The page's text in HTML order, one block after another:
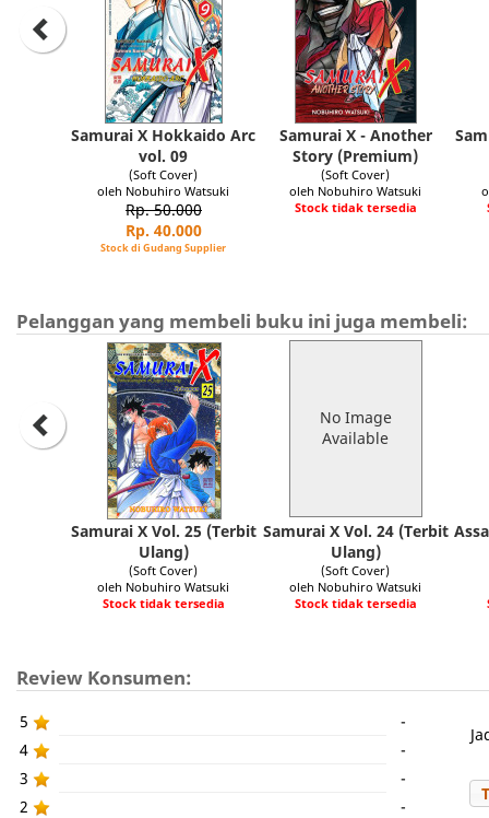
Samurai X Hokkaido Arc
vol. 09
(Soft Cover)
oleh Nobuhiro Watsuki
Rp. 50.000
Rp. 40.000
Stock di Gudang Supplier
Samurai X - Another
Story (Premium)
(Soft Cover)
oleh Nobuhiro Watsuki
Stock tidak tersedia
Pelanggan yang membeli buku ini juga membeli:
Samurai X Vol. 25 (Terbit
Ulang)
(Soft Cover)
oleh Nobuhiro Watsuki
Stock tidak tersedia
No Image
Available
Samurai X Vol. 24 (Terbit
Ulang)
(Soft Cover)
oleh Nobuhiro Watsuki
Stock tidak tersedia
Review Konsumen:
5
-
4
-
3
-
2
-